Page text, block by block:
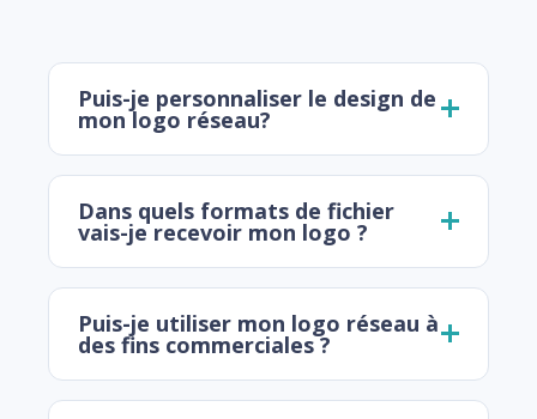
Puis-je personnaliser le design de
mon logo réseau?
Dans quels formats de fichier
vais-je recevoir mon logo ?
Puis-je utiliser mon logo réseau à
des fins commerciales ?